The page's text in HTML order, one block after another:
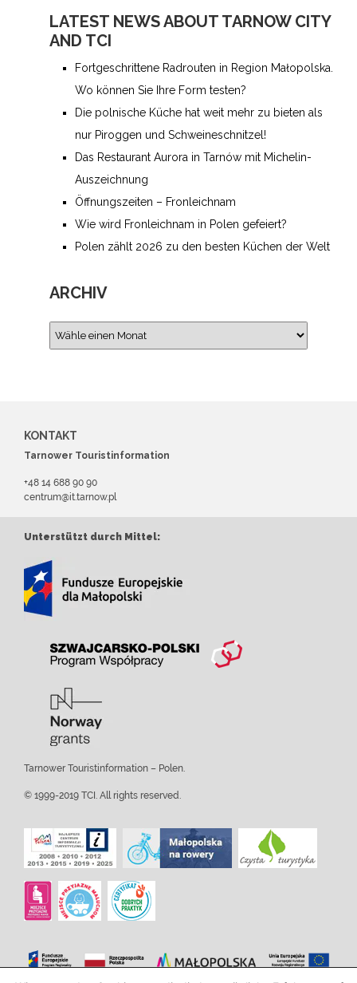
LATEST NEWS ABOUT TARNOW CITY
AND TCI
Fortgeschrittene Radrouten in Region Małopolska.
Wo können Sie Ihre Form testen?
Die polnische Küche hat weit mehr zu bieten als
nur Piroggen und Schweineschnitzel!
Das Restaurant Aurora in Tarnów mit Michelin-
Auszeichnung
Öffnungszeiten – Fronleichnam
Wie wird Fronleichnam in Polen gefeiert­?
Polen zählt 2026 zu den besten Küchen der Welt
ARCHIV
KONTAKT
Tarnower Touristinformation
+48 14 688 90 90
centrum@it.tarnow.pl
Unterstützt durch Mittel:
Tarnower Touristinformation – Polen.
© 1999-2019 TCI. All rights reserved.